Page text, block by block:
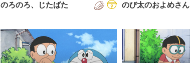
のろのろ、じたばた のび太のおよめさん